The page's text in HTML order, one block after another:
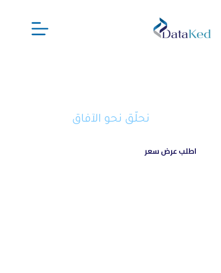
نحلّق نحو الآفاق
اطلب عرض سعر